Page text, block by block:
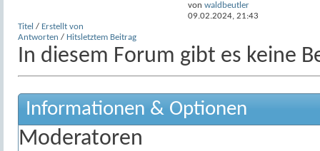
von waldbeutler
09.02.2024, 21:43
Titel / Erstellt von
Antworten / Hits letztem Beitrag
In diesem Forum gibt es keine
Informationen & Optionen
Moderatoren